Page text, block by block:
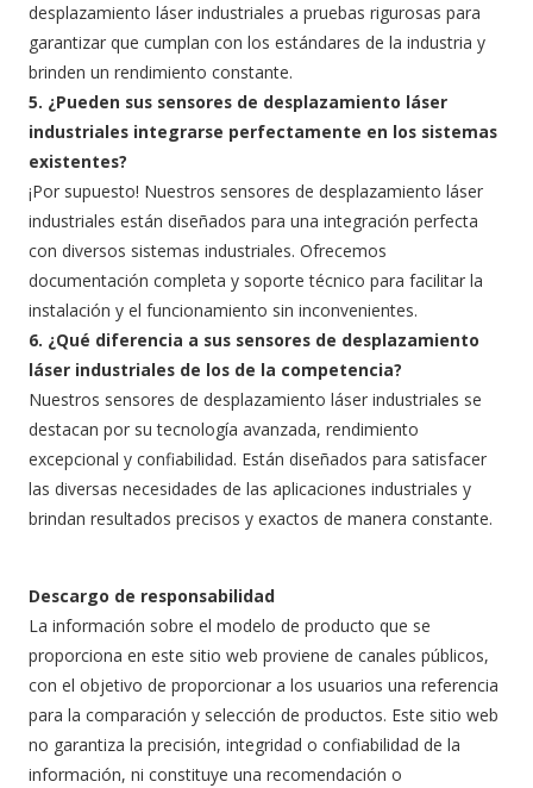
desplazamiento láser industriales a pruebas rigurosas para
garantizar que cumplan con los estándares de la industria y
brinden un rendimiento constante.
5. ¿Pueden sus sensores de desplazamiento láser
industriales integrarse perfectamente en los sistemas
existentes?
¡Por supuesto! Nuestros sensores de desplazamiento láser
industriales están diseñados para una integración perfecta
con diversos sistemas industriales. Ofrecemos
documentación completa y soporte técnico para facilitar la
instalación y el funcionamiento sin inconvenientes.
6. ¿Qué diferencia a sus sensores de desplazamiento
láser industriales de los de la competencia?
Nuestros sensores de desplazamiento láser industriales se
destacan por su tecnología avanzada, rendimiento
excepcional y confiabilidad. Están diseñados para satisfacer
las diversas necesidades de las aplicaciones industriales y
brindan resultados precisos y exactos de manera constante.
Descargo de responsabilidad
La información sobre el modelo de producto que se
proporciona en este sitio web proviene de canales públicos,
con el objetivo de proporcionar a los usuarios una referencia
para la comparación y selección de productos. Este sitio web
no garantiza la precisión, integridad o confiabilidad de la
información, ni constituye una recomendación o